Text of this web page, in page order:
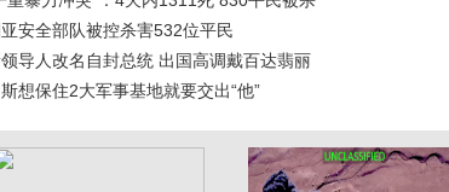
安全部队被控杀害532位平民
导人改名自封总统 出国高调戴百达翡丽
想保住2大军事基地就要交出“他”